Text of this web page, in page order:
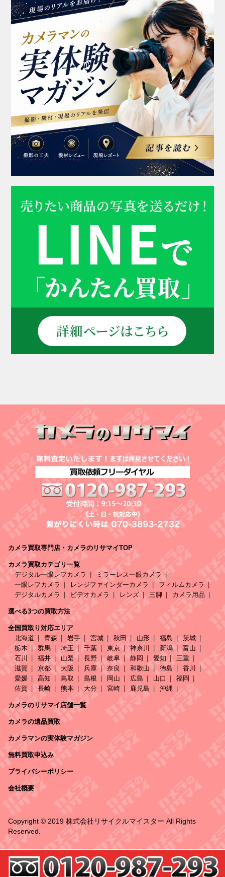
カメラ買取専門店・カメラのリサマイTOP
カメラ買取カテゴリ一覧
デジタル一眼レフカメラ
ミラーレス一眼カメラ
一眼レフカメラ
レンジファインダーカメラ
フィルムカメラ
デジタルカメラ
ビデオカメラ レンズ 三脚 カメラ用品
選べる3つの買取方法
全国買取り対応エリア
北海道
青森 岩手 宮城 秋田 山形 福島
茨城
栃木
群馬 埼玉 千葉 東京 神奈川 新潟
富山
石川
福井 山梨 長野 岐阜 静岡 愛知
三重
滋賀
京都 大阪 兵庫 奈良 和歌山 徳島
香川
愛媛
高知 鳥取 島根 岡山 広島 山口
福岡
佐賀
長崎 熊本 大分 宮崎 鹿児島 沖縄
カメラのリサマイ店舗一覧
カメラの遺品買取
カメラマンの実体験マガジン
無料買取申込み
プライバシーポリシー
会社概要
Copyright © 2019 株式会社リサイクルマイスター All Rights
Reserved.